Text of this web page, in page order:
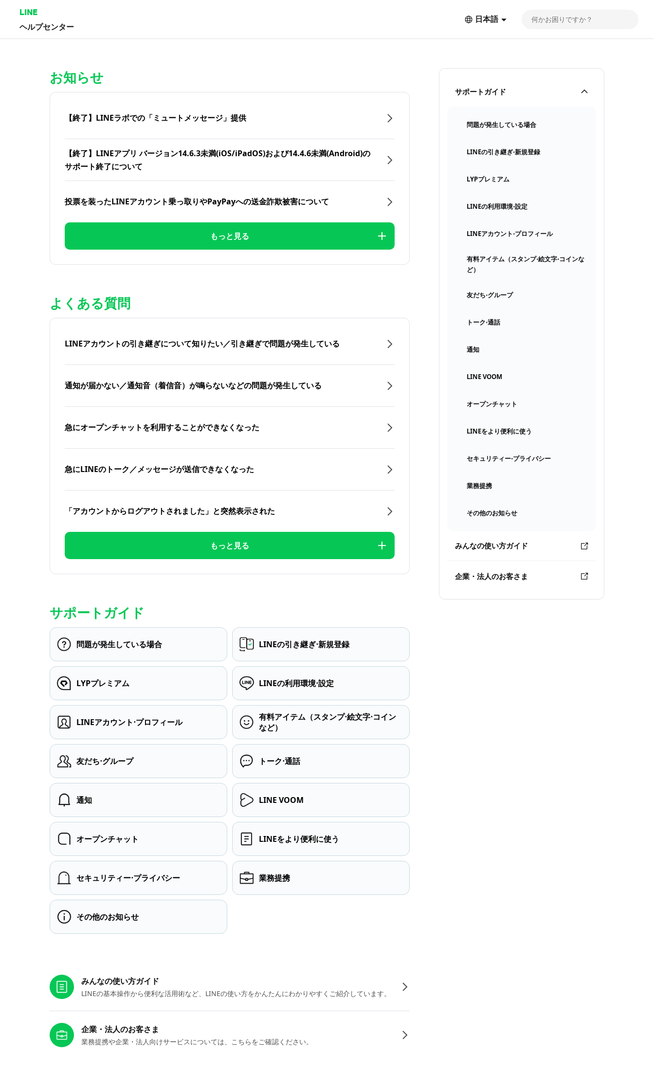
LINE
ヘルプセンター
日本語
サポートガイド
問題が発生している場合
LINEの引き継ぎ⋅新規登録
LYPプレミアム
LINEの利用環境⋅設定
LINEアカウント⋅プロフィール
有料アイテム（スタンプ⋅絵文字⋅コインな
ど）
友だち⋅グループ
トーク⋅通話
通知
LINE VOOM
オープンチャット
LINEをより便利に使う
セキュリティー⋅プライバシー
業務提携
その他のお知らせ
みんなの使い方ガイド
企業・法人のお客さま
お知らせ
【終了】LINEラボでの「ミュートメッセージ」提供
【終了】LINEアプリ バージョン14.6.3未満(iOS/iPadOS)および14.4.6未満(Android)の
サポート終了について
投票を装ったLINEアカウント乗っ取りやPayPayへの送金詐欺被害について
もっと見る
よくある質問
LINEアカウントの引き継ぎについて知りたい／引き継ぎで問題が発生している
通知が届かない／通知音（着信音）が鳴らないなどの問題が発生している
急にオープンチャットを利用することができなくなった
急にLINEのトーク／メッセージが送信できなくなった
「アカウントからログアウトされました」と突然表示された
もっと見る
サポートガイド
問題が発生している場合 LINEの引き継ぎ⋅新規登録
LYPプレミアム LINEの利用環境⋅設定
LINEアカウント⋅プロフィール
有料アイテム（スタンプ⋅絵文字⋅コイン
など）
友だち⋅グループ トーク⋅通話
通知 LINE VOOM
オープンチャット LINEをより便利に使う
セキュリティー⋅プライバシー 業務提携
その他のお知らせ
みんなの使い方ガイド
LINEの基本操作から便利な活用術など、LINEの使い方をかんたんにわかりやすくご紹介しています。
企業・法人のお客さま
業務提携や企業・法人向けサービスについては、こちらをご確認ください。